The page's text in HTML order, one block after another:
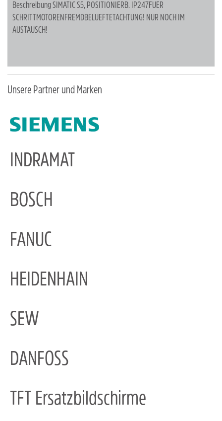
BeschreibungSIMATIC S5, POSITIONIERB. IP247FUER
SCHRITTMOTORENFREMDBELUEFTETACHTUNG! NUR NOCH IM
AUSTAUSCH!
Unsere Partner und Marken
INDRAMAT
BOSCH
FANUC
HEIDENHAIN
SEW
DANFOSS
TFT Ersatzbildschirme